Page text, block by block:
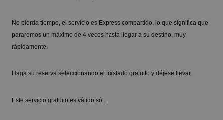
No pierda tiempo, el servicio es Express compartido, lo que significa que
pararemos un máximo de 4 veces hasta llegar a su destino, muy
rápidamente.
Haga su reserva seleccionando el traslado gratuito y déjese llevar.
Este servicio gratuito es válido só...